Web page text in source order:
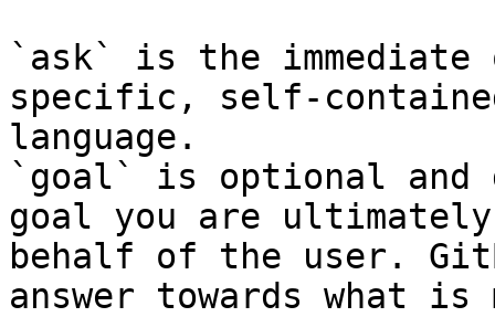
`ask` is the
specific, self-
language.
`goal` is optional and
goal you are
behalf of the user.
answer towards what